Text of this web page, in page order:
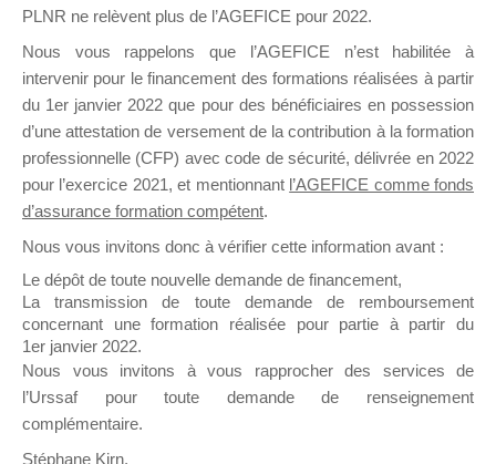
Ce groupe est destiné aux Organismes de
Formation qui souhaitent répondre à l’Appel à
Propositions Mallette du Dirigeant.
Ce groupe propose un forum dédié au support
sur lequel il est possible de laisser un message
ou poser une question.
NB : Il est nécessaire d’être
pouvoir rejoindre ce groupe
PLNR ne relèvent plus de l’AGEFICE pour 2022.
Nous vous rappelons que l’AGEFICE n’est habilitée à
intervenir pour le financement des formations réalisées à partir
du 1er janvier 2022 que pour des bénéficiaires en possession
d’une attestation de versement de la contribution à la formation
professionnelle (CFP) avec code de sécurité, délivrée en 2022
pour l’exercice 2021, et mentionnant l’AGEFICE comme fonds
d’assurance formation compétent.
Nous vous invitons donc à vérifier cette information avant :
Le dépôt de toute nouvelle demande de financement,
La transmission de toute demande de remboursement
concernant une formation réalisée pour partie à partir du
1er janvier 2022.
Nous vous invitons à vous rapprocher des services de
l’Urssaf pour toute demande de renseignement
complémentaire.
Stéphane Kirn,